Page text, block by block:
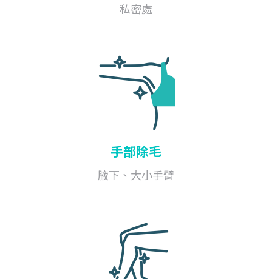
私密處
手部除毛
腋下、大小手臂